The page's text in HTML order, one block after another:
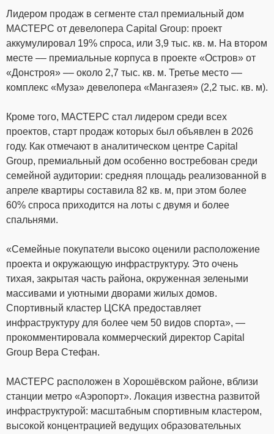
Лидером продаж в сегменте стал премиальный дом
МАСТЕРС от девелопера Capital Group: проект
аккумулировал 19% спроса, или 3,9 тыс. кв. м. На втором
месте –– премиальные корпуса в проекте «Остров» от
«Донстроя» –– около 2,7 тыс. кв. м. Третье место ––
комплекс «Муза» девелопера «Мангазея» (2,2 тыс. кв. м).
Кроме того, МАСТЕРС стал лидером среди всех
проектов, старт продаж которых был объявлен в 2026
году. Как отмечают в аналитическом центре Capital
Group, премиальный дом особенно востребован среди
семейной аудитории: средняя площадь реализованной в
апреле квартиры составила 82 кв. м, при этом более
60% спроса приходится на лоты с двумя и более
спальнями.
«Семейные покупатели высоко оценили расположение
проекта и окружающую инфраструктуру. Это очень
тихая, закрытая часть района, окруженная зелеными
массивами и уютными дворами жилых домов.
Спортивный кластер ЦСКА предоставляет
инфраструктуру для более чем 50 видов спорта», —
прокомментировала коммерческий директор Capital
Group Вера Стефан.
МАСТЕРС расположен в Хорошёвском районе, вблизи
станции метро «Аэропорт». Локация известна развитой
инфраструктурой: масштабным спортивным кластером,
высокой концентрацией ведущих образовательных